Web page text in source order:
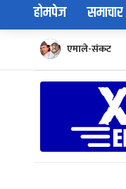
होमपेज समाचार
एमाले-संकट